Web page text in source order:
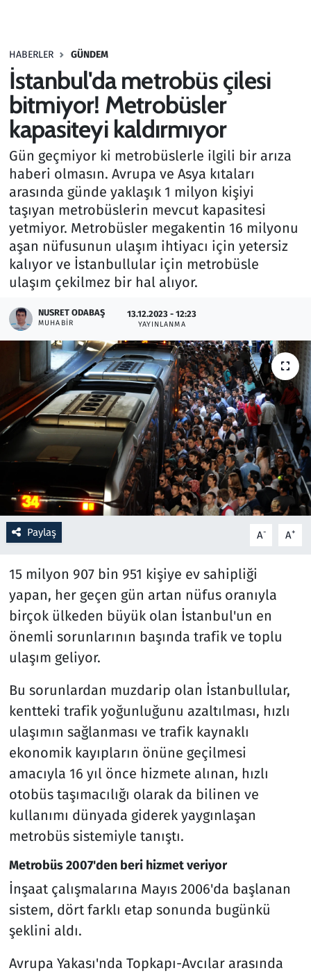
HABERLER GÜNDEM
İstanbul'da metrobüs çilesi
bitmiyor! Metrobüsler
kapasiteyi kaldırmıyor
Gün geçmiyor ki metrobüslerle ilgili bir arıza
haberi olmasın. Avrupa ve Asya kıtaları
arasında günde yaklaşık 1 milyon kişiyi
taşıyan metrobüslerin mevcut kapasitesi
yetmiyor. Metrobüsler megakentin 16 milyonu
aşan nüfusunun ulaşım ihtiyacı için yetersiz
kalıyor ve İstanbullular için metrobüsle
ulaşım çekilmez bir hal alıyor.
NUSRET ODABAŞ
MUHABIR
13.12.2023 - 12:23
YAYINLANMA
Paylaş A- A+
15 milyon 907 bin 951 kişiye ev sahipliği
yapan, her geçen gün artan nüfus oranıyla
birçok ülkeden büyük olan İstanbul'un en
önemli sorunlarının başında trafik ve toplu
ulaşım geliyor.
Bu sorunlardan muzdarip olan İstanbullular,
kentteki trafik yoğunluğunu azaltılması, hızlı
ulaşımın sağlanması ve trafik kaynaklı
ekonomik kayıpların önüne geçilmesi
amacıyla 16 yıl önce hizmete alınan, hızlı
otobüs taşımacılığı olarak da bilinen ve
kullanımı dünyada giderek yaygınlaşan
metrobüs sistemiyle tanıştı.
Metrobüs 2007'den beri hizmet veriyor
İnşaat çalışmalarına Mayıs 2006'da başlanan
sistem, dört farklı etap sonunda bugünkü
şeklini aldı.
Avrupa Yakası'nda Topkapı-Avcılar arasında
Haber
Kültür Sanat
Kurumsal Haberler
Lezzet Durağı
Memur ve Kamu
Otomobil
Oyun
Ramazan
Resmi İlanlar
Rüya Tabirleri
Sağlık
Savunma Sanayi
Seçim 2023
Spor
Televizyon